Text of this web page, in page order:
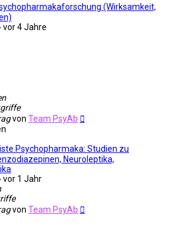
(Wirksamkeit,
vor 4 Jahre
von Team PsyAb
Psychopharmaka: Studien zu
Neuroleptika,
vor 1 Jahr
von Team PsyAb